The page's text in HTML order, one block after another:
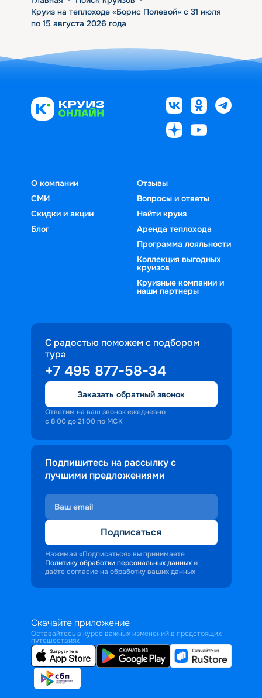
Круиз на теплоходе «Борис Полевой» с 31 июля
по 15 августа 2026 года
О компании
СМИ
Скидки и акции
Блог
Отзывы
Вопросы и ответы
Найти круиз
Аренда теплохода
Программа лояльности
Коллекция выгодных
круизов
Круизные компании и
наши партнеры
С радостью поможем с подбором
тура
+7 495 877-58-34
Заказать обратный звонок
Ответим на ваш звонок ежедневно
с 8:00 до 21:00 по МСК
Подпишитесь на рассылку с
лучшими предложениями
Подписаться
Нажимая «Подписаться» вы принимаете
Политику обработки персональных данных и
даёте согласие на обработку ваших данных
Скачайте приложение
Оставайтесь в курсе важных изменений в предстоящих
путешествиях